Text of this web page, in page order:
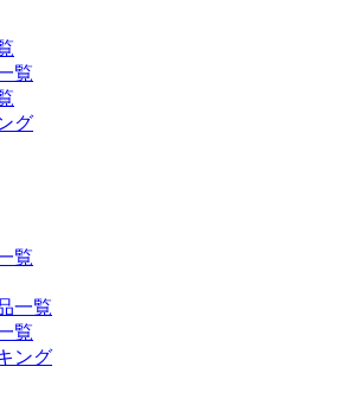
覧
グ
覧
一覧
覧
ング